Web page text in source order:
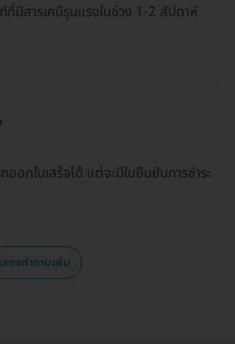
มีสารเคมีรุนแรงในช่วง 1-2 สัปดาห์
อกใบเสร็จได้ แต่จะมีใบยืนยันการชำระ
ดงคำถามเพิ่ม